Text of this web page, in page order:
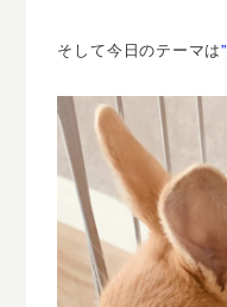
そして今日のテーマは”